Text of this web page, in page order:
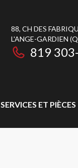
88, CH DES
L'ANGE-GARDIEN
819
SERVICES ET PIÈCES